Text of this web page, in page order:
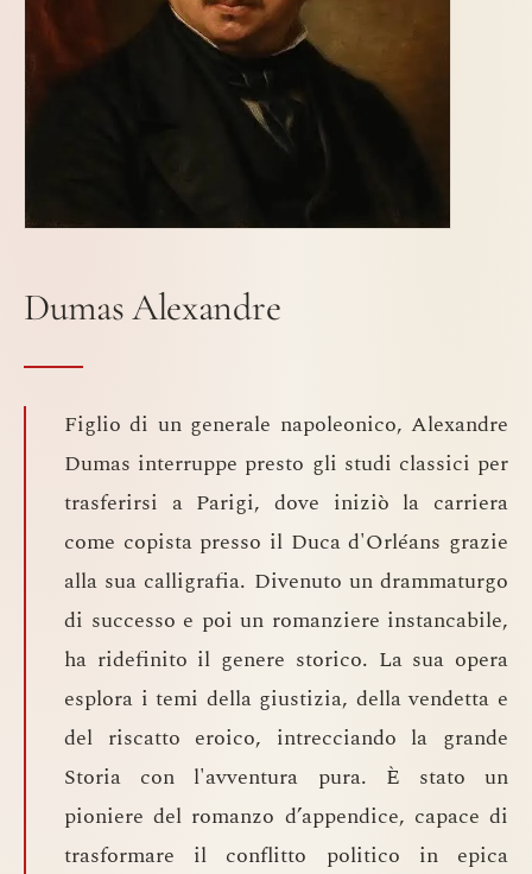
Dumas Alexandre
Figlio di un generale napoleonico, Alexandre
Dumas interruppe presto gli studi classici per
trasferirsi a Parigi, dove iniziò la carriera
come copista presso il Duca d'Orléans grazie
alla sua calligrafia. Divenuto un drammaturgo
di successo e poi un romanziere instancabile,
ha ridefinito il genere storico. La sua opera
esplora i temi della giustizia, della vendetta e
del riscatto eroico, intrecciando la grande
Storia con l'avventura pura. È stato un
pioniere del romanzo d’appendice, capace di
trasformare il conflitto politico in epica